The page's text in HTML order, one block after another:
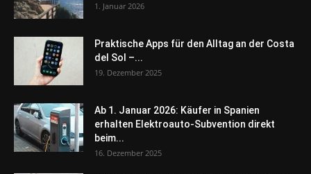
1. Januar 2026
Praktische Apps für den Alltag an der Costa
del Sol –...
19. Dezember 2025
Ab 1. Januar 2026: Käufer in Spanien
erhalten Elektroauto-Subvention direkt
beim...
16. Dezember 2025